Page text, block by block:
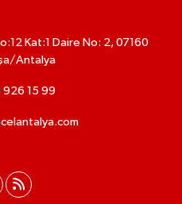
Kat:1 Daire No: 2, 07160
Antalya
926 15 99